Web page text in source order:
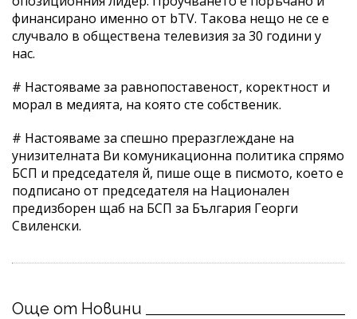
финансирано именно от bTV. Такова нещо не се е
случвало в обществена телевизия за 30 години у
нас.
# Настояваме за равнопоставеност, коректност и
морал в медията, на която сте собственик.
# Настояваме за спешно преразглеждане на
унизителната Ви комуникационна политика спрямо
БСП и председателя й, пише още в писмото, което е
подписано от председателя на Национален
предизборен щаб на БСП за България Георги
Свиленски.
Още от Новини